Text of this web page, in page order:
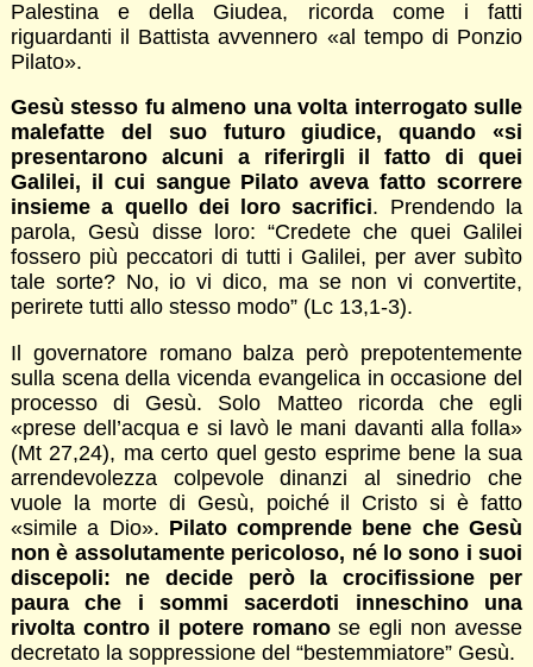
Palestina e della Giudea, ricorda come i fatti
riguardanti il Battista avvennero «al tempo di Ponzio
Pilato».
Gesù stesso fu almeno una volta interrogato sulle
malefatte del suo futuro giudice, quando «si
presentarono alcuni a riferirgli il fatto di quei
Galilei, il cui sangue Pilato aveva fatto scorrere
insieme a quello dei loro sacrifici. Prendendo la
parola, Gesù disse loro: “Credete che quei Galilei
fossero più peccatori di tutti i Galilei, per aver subìto
tale sorte? No, io vi dico, ma se non vi convertite,
perirete tutti allo stesso modo” (Lc 13,1-3).
Il governatore romano balza però prepotentemente
sulla scena della vicenda evangelica in occasione del
processo di Gesù. Solo Matteo ricorda che egli
«prese dell’acqua e si lavò le mani davanti alla folla»
(Mt 27,24), ma certo quel gesto esprime bene la sua
arrendevolezza colpevole dinanzi al sinedrio che
vuole la morte di Gesù, poiché il Cristo si è fatto
«simile a Dio». Pilato comprende bene che Gesù
non è assolutamente pericoloso, né lo sono i suoi
discepoli: ne decide però la crocifissione per
paura che i sommi sacerdoti inneschino una
rivolta contro il potere romanose egli non avesse
decretato la soppressione del “bestemmiatore” Gesù.